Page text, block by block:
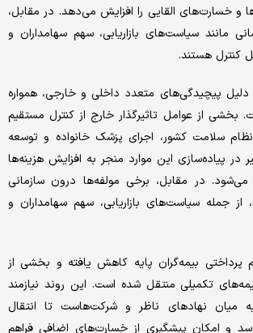
و خسارت‌های القایی را افزایش می‌دهد. در مقابل،
مانند سیاست‌های بازاریابی، سهم سهامداران و
کنترل هستند.
پیچیدگی‌های متعدد داخلی و خارجی، همواره
بخشی از عوامل تاثیرگذار خارج از کنترل مستقیم
سلامت کشور، اجرای پزشک خانواده و توسعه
در پیاده‌سازی این موارد منجر به افزایش هزینه‌ها
در مقابل، برخی مولفه‌ها درون سازمانی
جمله سیاست‌های بازاریابی، سهم سهامداران و
پرداختی بیمه‌گران پایه کاهش یافته و بخشی از
تکمیلی منتقل شده است. این روند نیازمند
میان نهادهای ناظر و شرکت‌هاست تا انتقال
و امکان پیشگیری از خسارت‌های اضافی فراهم